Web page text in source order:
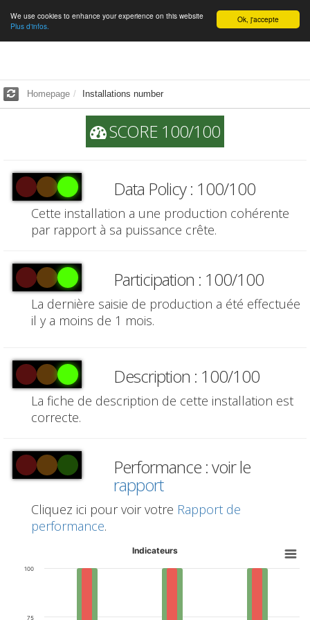
English Ok, j'accepte
We use cookies to enhance your experience on this website
Plus d'infos.
Homepage Installations number
SCORE 100/100
Data Policy : 100/100
Cette installation a une production cohérente
par rapport à sa puissance crête.
Participation : 100/100
La dernière saisie de production a été effectuée
il y a moins de 1 mois.
Description : 100/100
La fiche de description de cette installation est
correcte.
Performance : voir le
rapport
Cliquez ici pour voir votre Rapport de
performance.
Indicateurs
75
100